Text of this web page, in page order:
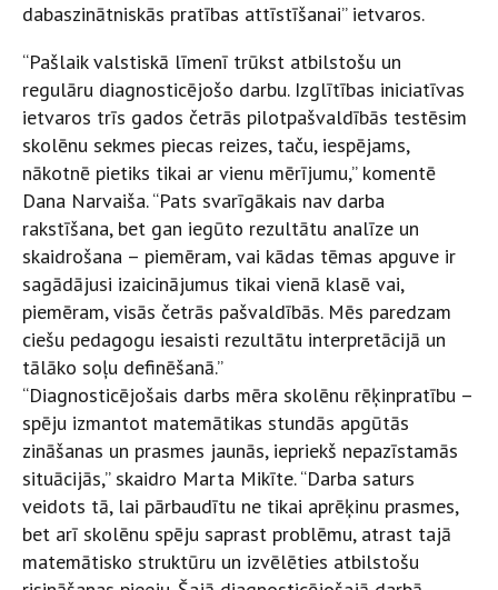
dabaszinātniskās pratības attīstīšanai” ietvaros.
“Pašlaik valstiskā līmenī trūkst atbilstošu un
regulāru diagnosticējošo darbu. Izglītības iniciatīvas
ietvaros trīs gados četrās pilotpašvaldībās testēsim
skolēnu sekmes piecas reizes, taču, iespējams,
nākotnē pietiks tikai ar vienu mērījumu,” komentē
Dana Narvaiša. “Pats svarīgākais nav darba
rakstīšana, bet gan iegūto rezultātu analīze un
skaidrošana – piemēram, vai kādas tēmas apguve ir
sagādājusi izaicinājumus tikai vienā klasē vai,
piemēram, visās četrās pašvaldībās. Mēs paredzam
ciešu pedagogu iesaisti rezultātu interpretācijā un
tālāko soļu definēšanā.”
“Diagnosticējošais darbs mēra skolēnu rēķinpratību –
spēju izmantot matemātikas stundās apgūtās
zināšanas un prasmes jaunās, iepriekš nepazīstamās
situācijās,” skaidro Marta Mikīte. “Darba saturs
veidots tā, lai pārbaudītu ne tikai aprēķinu prasmes,
bet arī skolēnu spēju saprast problēmu, atrast tajā
matemātisko struktūru un izvēlēties atbilstošu